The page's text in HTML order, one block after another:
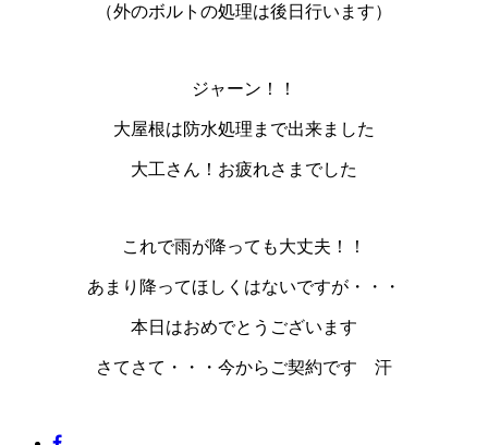
（外のボルトの処理は後日行います）
ジャーン！！
大屋根は防水処理まで出来ました
大工さん！お疲れさまでした
これで雨が降っても大丈夫！！
あまり降ってほしくはないですが・・・
本日はおめでとうございます
さてさて・・・今からご契約です 汗